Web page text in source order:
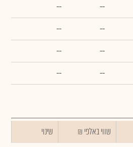
--
--
--
--
--
--
--
--
₪ שווי באלפי
שינוי